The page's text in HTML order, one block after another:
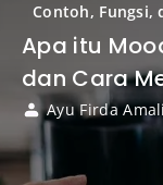
Contoh, Fungsi,
Apa itu
dan Cara
Ayu Firda